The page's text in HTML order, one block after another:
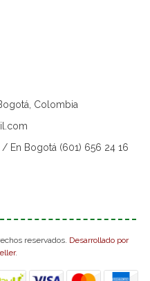
Colombia
/ En Bogotá (601) 656 24 16
reservados. Desarrollado por
.